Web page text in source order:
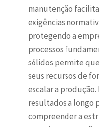
manutenção
exigências
protegendo a
processos
sólidos permite
seus recursos de
escalar a produção.
resultados a longo
compreender a